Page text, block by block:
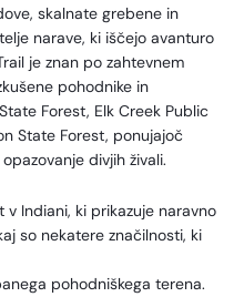
skalnate grebene in
narave, ki iščejo avanturo
je znan po zahtevnem
pohodnike in
Forest, Elk Creek Public
State Forest, ponujajoč
divjih živali.
Indiani, ki prikazuje naravno
so nekatere značilnosti, ki
pohodniškega terena.